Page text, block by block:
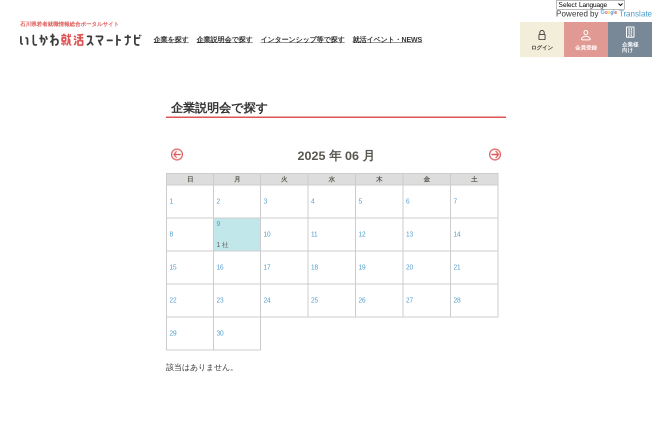
石川県若者就職情報総合ポータルサイト
企業を探す 企業説明会で探す インターンシップ等で探す 就活イベント・NEWS
ログイン 会員登録
企業様
向け
Powered by Translate
企業説明会で探す
2025 年 06 月
日 月 火 水 木 金 土
1 2 3 4 5 6 7
8
9
1 社
10 11 12 13 14
15 16 17 18 19 20 21
22 23 24 25 26 27 28
29 30
該当はありません。